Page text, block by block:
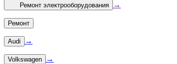
Ремонт электрооборудования →
Ремонт
Audi →
Volkswagen →